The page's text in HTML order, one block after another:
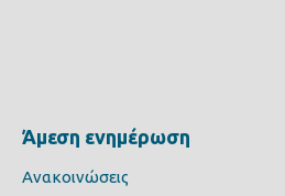
Άμεση ενημέρωση
Ανακοινώσεις